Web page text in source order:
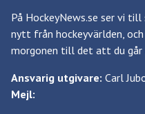
På HockeyNews.se ser vi
nytt från hockeyvärlden,
morgonen till det att du går
Ansvarig utgivare: Carl
Mejl: